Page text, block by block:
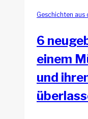
Geschichten aus
6
einem
und